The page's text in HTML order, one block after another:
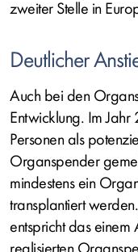
zweiter Stelle in
Deutlicher
Auch bei den
Entwicklung. Im
Personen als
Organspender
mindestens ein
transplantiert
entspricht das